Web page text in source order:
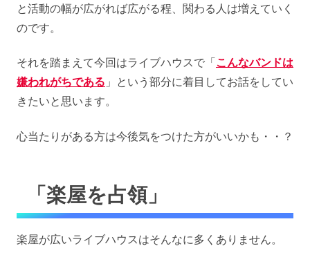
と活動の幅が広がれば広がる程、関わる人は増えていく
のです。
それを踏まえて今回はライブハウスで「こんなバンドは
嫌われがちである 」という部分に着目してお話をしてい
きたいと思います。
心当たりがある方は今後気をつけた方がいいかも・・？
「楽屋を占領」
楽屋が広いライブハウスはそんなに多くありません。